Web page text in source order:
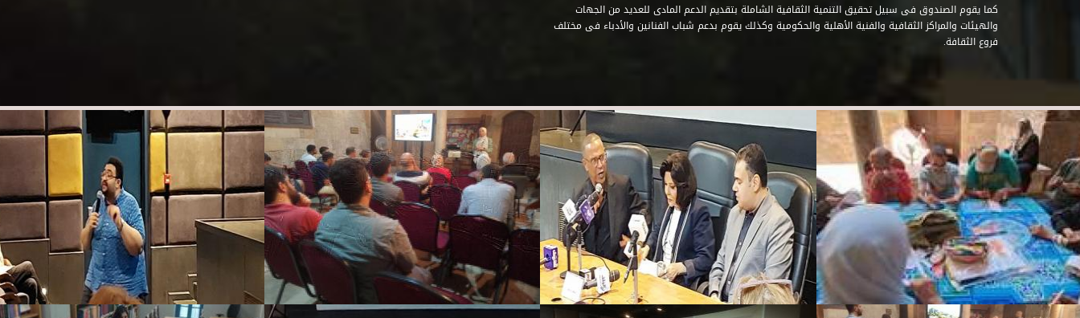
كما يقوم الصندوق فى سبيل تحقيق التنمية الثقافية الشاملة بتقديم الدعم المادى للعديد من الجهات
والهيئات والمراكز الثقافية والفنية الأهلية والحكومية وكذلك يقوم بدعم شباب الفنانين والأدباء فى مختلف
فروع الثقافة.